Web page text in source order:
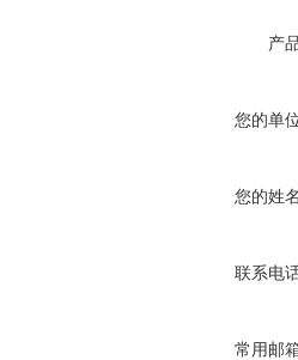
产
您的单
您的姓
联系电
常用邮